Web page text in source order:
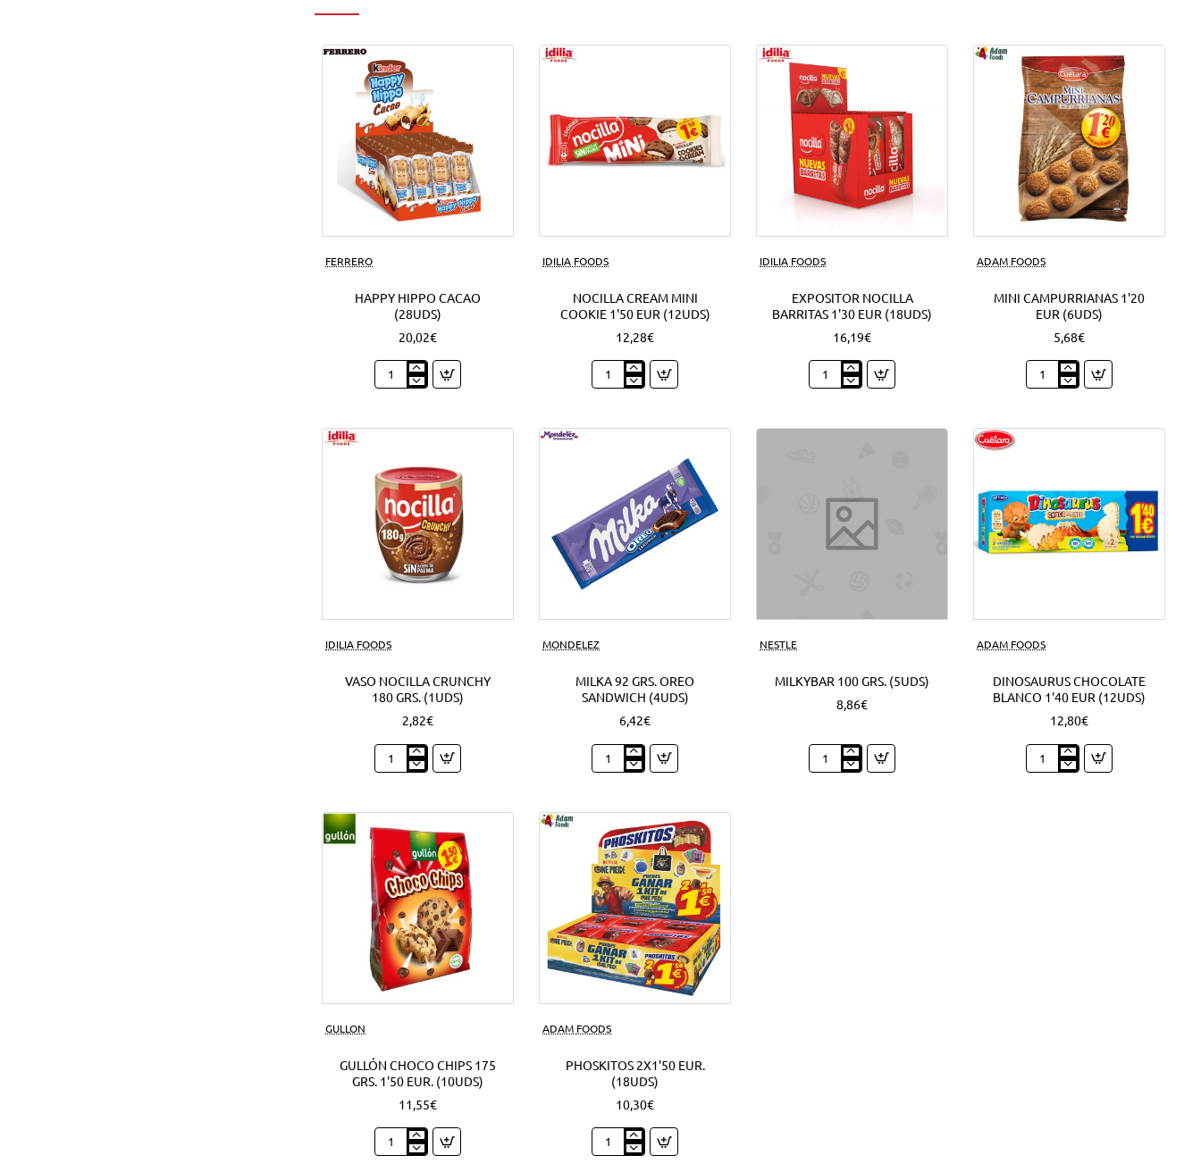
FERRERO
HAPPY HIPPO CACAO
(28UDS)
20,02€
Happy
IDILIA FOODS
NOCILLA CREAM MINI
COOKIE 1'50 EUR (12UDS)
12,28€
Nocilla
IDILIA FOODS
EXPOSITOR NOCILLA
BARRITAS 1'30 EUR (18UDS)
16,19€
Expositor
ADAM FOODS
MINI CAMPURRIANAS 1'20
EUR (6UDS)
5,68€
Mini
IDILIA FOODS
VASO NOCILLA CRUNCHY
180 GRS. (1UDS)
2,82€
Vaso
Nocilla
(1Uds)
MONDELEZ
MILKA 92 GRS. OREO
SANDWICH (4UDS)
6,42€
Milka
92
(4Uds)
NESTLE
MILKYBAR 100 GRS. (5UDS)
8,86€
Milkybar
100
ADAM FOODS
DINOSAURUS CHOCOLATE
BLANCO 1'40 EUR (12UDS)
12,80€
Dinosaurus
Chocolate
GULLON
GULLÓN CHOCO CHIPS 175
GRS. 1'50 EUR. (10UDS)
11,55€
Gullón
ADAM FOODS
PHOSKITOS 2X1'50 EUR.
(18UDS)
10,30€
Phoskitos